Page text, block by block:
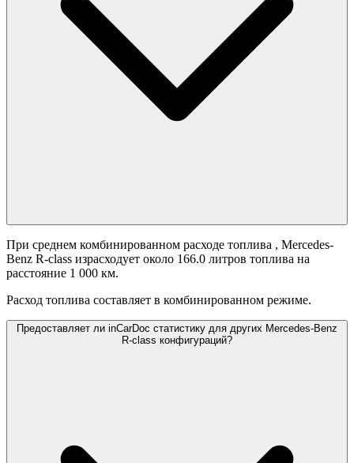
При среднем комбинированном расходе топлива , Mercedes-
Benz R-class израсходует около 166.0 литров топлива на
расстояние 1 000 км.
Расход топлива составляет в комбинированном режиме.
Предоставляет ли inCarDoc статистику для других Mercedes-Benz
R-class конфигураций?